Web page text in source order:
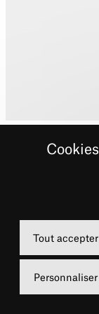
Biographie
Angélique
Grammy
plus
Tout accepter
Personnaliser